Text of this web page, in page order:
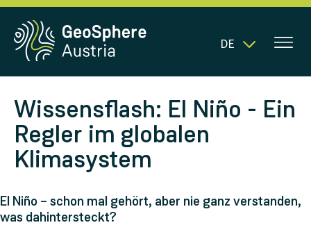
DE
Wissensflash: El Niño - Ein
Regler im globalen
Klimasystem
El Niño – schon mal gehört, aber nie ganz verstanden,
was dahintersteckt?